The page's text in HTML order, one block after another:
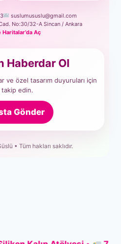
suslumususlu@gmail.com
No:30/32-A Sincan / Ankara
Haritalar’da Aç
Haberdar Ol
ve özel tasarım duyuruları için
takip edin.
Gönder
• Tüm hakları saklıdır.